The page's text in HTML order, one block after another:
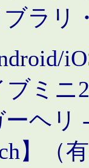
ラリ
ブミニ
ヘリ
】（